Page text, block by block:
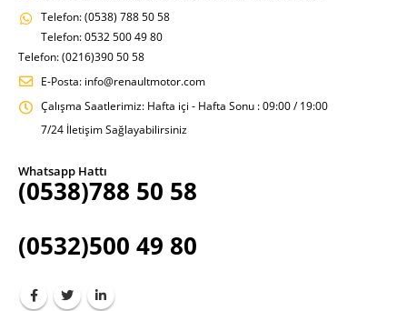
Telefon:(0538) 788 50 58
Telefon: 0532 500 49 80
Telefon: (0216)390 50 58
E-Posta: info@renaultmotor.com
Çalışma Saatlerimiz: Hafta içi - Hafta Sonu : 09:00 / 19:00
7/24 İletişim Sağlayabilirsiniz
Whatsapp Hattı
(0538)788 50 58
(0532)500 49 80